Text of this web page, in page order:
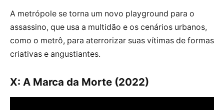
A metrópole se torna um novo playground para o
assassino, que usa a multidão e os cenários urbanos,
como o metrô, para aterrorizar suas vítimas de formas
criativas e angustiantes.
X: A Marca da Morte (2022)